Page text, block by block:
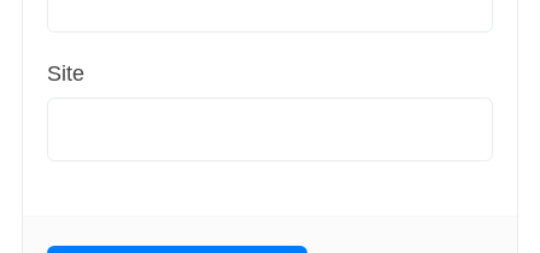
Site